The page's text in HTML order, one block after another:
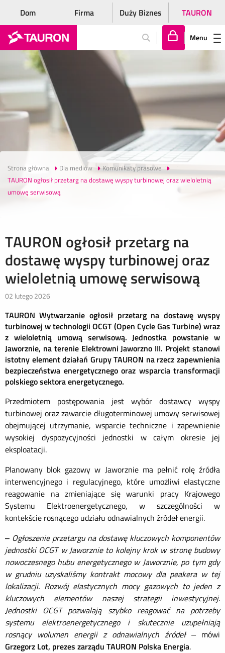
Dom Firma Duży Biznes TAURON
lo
gu
j
ę
Menu
Strona główna Dla mediów
Komunikaty prasowe
TAURON ogłosił przetarg na dostawę wyspy turbinowej oraz wieloletnią
umowę serwisową
TAURON ogłosił przetarg na
dostawę wyspy turbinowej oraz
wieloletnią umowę serwisową
02 lutego 2026
TAURON Wytwarzanie ogłosił przetarg na dostawę wyspy
turbinowej w technologii OCGT (Open Cycle Gas Turbine) wraz
z wieloletnią umową serwisową. Jednostka powstanie w
Jaworznie, na terenie Elektrowni Jaworzno III. Projekt stanowi
istotny element działań Grupy TAURON na rzecz zapewnienia
bezpieczeństwa energetycznego oraz wsparcia transformacji
polskiego sektora energetycznego.
Przedmiotem postępowania jest wybór dostawcy wyspy
turbinowej oraz zawarcie długoterminowej umowy serwisowej
obejmującej utrzymanie, wsparcie techniczne i zapewnienie
wysokiej dyspozycyjności jednostki w całym okresie jej
eksploatacji.
Planowany blok gazowy w Jaworznie ma pełnić rolę źródła
interwencyjnego i regulacyjnego, które umożliwi elastyczne
reagowanie na zmieniające się warunki pracy Krajowego
Systemu Elektroenergetycznego, w szczególności w
kontekście rosnącego udziału odnawialnych źródeł energii.
– Ogłoszenie przetargu na dostawę kluczowych komponentów
jednostki OCGT w Jaworznie to kolejny krok w stronę budowy
nowoczesnego hubu energetycznego w Jaworznie, po tym gdy
w grudniu uzyskaliśmy kontrakt mocowy dla peakera w tej
lokalizacji. Rozwój elastycznych mocy gazowych to jeden z
kluczowych elementów naszej strategii inwestycyjnej.
Jednostki OCGT pozwalają szybko reagować na potrzeby
systemu elektroenergetycznego i skutecznie uzupełniają
rosnący wolumen energii z odnawialnych źródeł – mówi
Grzegorz Lot, prezes zarządu TAURON Polska Energia.